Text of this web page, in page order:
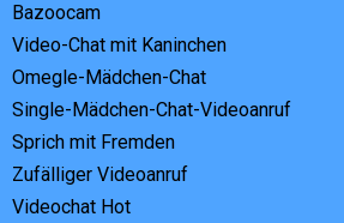
Bazoocam
Video-Chat mit Kaninchen
Omegle-Mädchen-Chat
Single-Mädchen-Chat-Videoanruf
Sprich mit Fremden
Zufälliger Videoanruf
Videochat Hot